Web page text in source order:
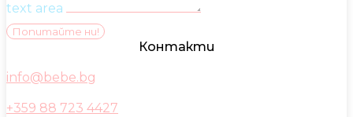
text area
Попитайте ни!
Контакти
info@bebe.bg
+359 88 723 4427